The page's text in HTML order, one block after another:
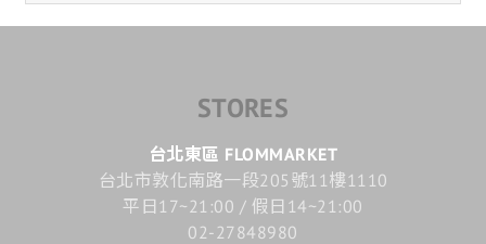
STORES
台北東區 FLOMMARKET
台北市敦化南路一段205號11樓1110
平日17~21:00 / 假日14~21:00
02-27848980